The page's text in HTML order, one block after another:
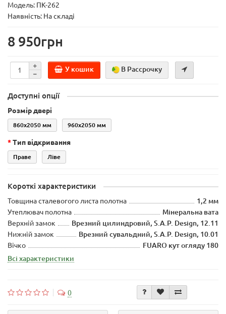
Модель: ПК-262
Наявність: На складі
8 950грн
У кошик В Рассрочку
Доступні опції
Розмір двері
860x2050 мм 960x2050 мм
Тип відкривання
Праве Ліве
Короткі характеристики
Товщина сталевогого листа полотна
1,2 мм
Утеплювач полотна
Mінeрaльнa вaтa
Верхній замок
Врезний цилиндровий, S.A.P. Design, 12.11
Нижній замок
Врезний сувальдний, S.A.P. Design, 10.01
Вічко
FUARO кут огляду 180
Всі характеристики
0